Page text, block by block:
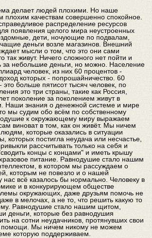
делает людей плохими. Но наше
плохим качествам совершенно спокойное.
распределение ресурсов
появления целого мира неустроенных
дети, ночующие по подвалам,
деньги возле магазинов. Внешний
мысли о том, что это они сами
так живут. Ничего сложного нет пойти и
за небольшие деньги, но можно. Население
человек, из них 60 процентов -
которых - попрошайничество. 60
больше пятисот тысяч человек, по
это три страны, такие как Россия,
поколение за поколением живут в
Наши знания о денежной системе и мире
мы судим обо всём по собственному
к окружающему миру выражаем
виноват в том, как он живёт. Мы ничем
которые оказались в ситуации
которых постигла неудача или несчастье,
рассчитывать только на себя и
концы с концами" и иметь крышу
питание. Равнодушие стало нашим
в котором мы рассуждаем о
которым не повезло и о нашей
нас всё казалось бы нормально. Человеку в
и в конкурирующем обществе
окружающих, даже друзьям помочь не
в мелочах, а не то, что решить какую то
Равнодушие стало нашим щитом,
деньги, которые без равнодушия
на сотни неудачников, протянувших свои
помощи. Мы ничем никому не можем
которую поддерживаем.